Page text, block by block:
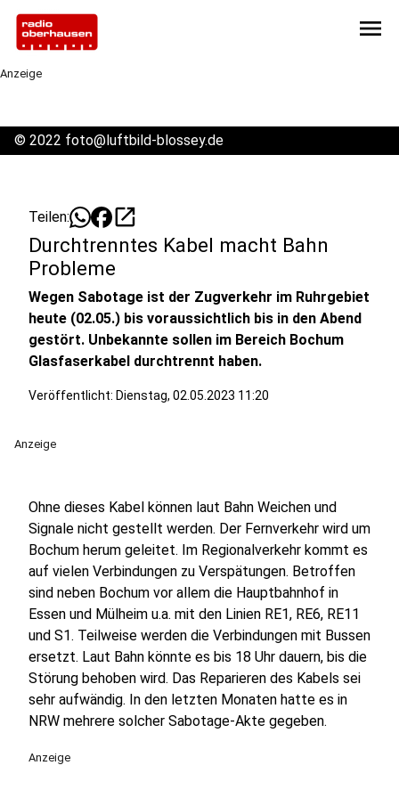
menu
Anzeige
© 2022 foto@luftbild-blossey.de
Teilen: open_in_new
Durchtrenntes Kabel macht Bahn
Probleme
Wegen Sabotage ist der Zugverkehr im Ruhrgebiet
heute (02.05.) bis voraussichtlich bis in den Abend
gestört. Unbekannte sollen im Bereich Bochum
Glasfaserkabel durchtrennt haben.
Veröffentlicht: Dienstag, 02.05.2023 11:20
Anzeige
Ohne dieses Kabel können laut Bahn Weichen und
Signale nicht gestellt werden. Der Fernverkehr wird um
Bochum herum geleitet. Im Regionalverkehr kommt es
auf vielen Verbindungen zu Verspätungen. Betroffen
sind neben Bochum vor allem die Hauptbahnhof in
Essen und Mülheim u.a. mit den Linien RE1, RE6, RE11
und S1. Teilweise werden die Verbindungen mit Bussen
ersetzt. Laut Bahn könnte es bis 18 Uhr dauern, bis die
Störung behoben wird. Das Reparieren des Kabels sei
sehr aufwändig. In den letzten Monaten hatte es in
NRW mehrere solcher Sabotage-Akte gegeben.
Anzeige